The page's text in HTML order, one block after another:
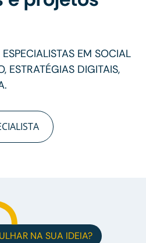
EM SOCIAL
ESTRATÉGIAS DIGITAIS,
NA SUA IDEIA?